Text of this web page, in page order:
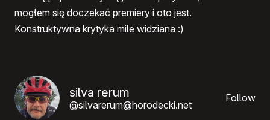
mogłem się doczekać premiery i oto jest.
Konstruktywna krytyka mile widziana :)
silva rerum
@silvarerum@horodecki.net
Follow